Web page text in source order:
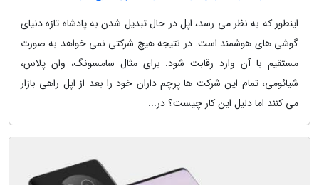
اینطور که به نظر می رسد، اپل در حال تبدیل شدن به پادشاه تازه دنیای
گوشی های هوشمند است. در نتیجه هیچ شرکتی نمی خواهد به صورت
مستقیم با آن وارد رقابت شود. برای مثال سامسونگ، وان پلاس،
شیائومی، تمام این شرکت ها پرچم داران خود را بعد از اپل راهی بازار
می کنند اما دلیل این کار چیست؟ در...